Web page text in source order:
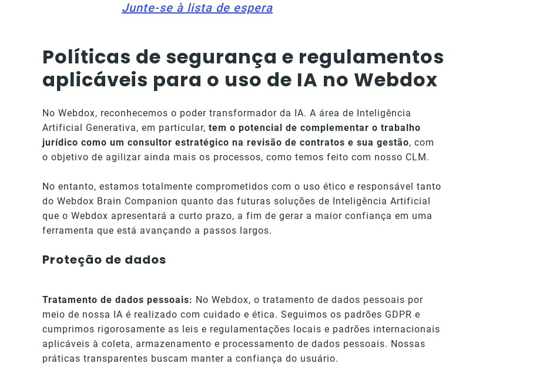
Junte-se à lista de espera
Políticas de segurança e regulamentos
aplicáveis para o uso de IA no Webdox
No Webdox, reconhecemos o poder transformador da IA. A área de Inteligência
Artificial Generativa, em particular, tem o potencial de complementar o trabalho
jurídico como um consultor estratégico na revisão de contratos e sua gestão, com
o objetivo de agilizar ainda mais os processos, como temos feito com nosso CLM.
No entanto, estamos totalmente comprometidos com o uso ético e responsável tanto
do Webdox Brain Companion quanto das futuras soluções de Inteligência Artificial
que o Webdox apresentará a curto prazo, a fim de gerar a maior confiança em uma
ferramenta que está avançando a passos largos.
Proteção de dados
Tratamento de dados pessoais: No Webdox, o tratamento de dados pessoais por
meio de nossa IA é realizado com cuidado e ética. Seguimos os padrões GDPR e
cumprimos rigorosamente as leis e regulamentações locais e padrões internacionais
aplicáveis à coleta, armazenamento e processamento de dados pessoais. Nossas
práticas transparentes buscam manter a confiança do usuário.